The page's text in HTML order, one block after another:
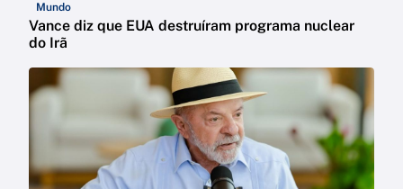
Mundo
Vance diz que EUA destruíram programa nuclear
do Irã